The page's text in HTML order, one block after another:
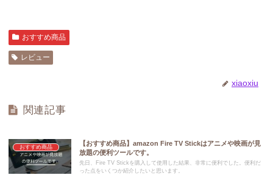
おすすめ商品
レビュー
xiaoxiu
関連記事
おすすめ商品
【おすすめ商品】amazon Fire TV Stickはアニメや映画が見
放題の便利ツールです。
先日、Fire TV Stickを購入して使用した結果、非常に便利でした。便利だ
った点をいくつか紹介したいと思います。